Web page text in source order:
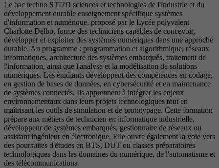
Le bac techno STI2D sciences et technologies de l'industrie et du
développement durable enseignement spécifique systèmes
d'information et numérique, proposé par le Lycée polyvalent
Charlotte Delbo, forme des techniciens capables de concevoir,
développer et exploiter des systèmes numériques dans une approche
durable. Au programme : programmation et algorithmique, réseaux
informatiques, architecture des systèmes embarqués, traitement de
l'information, ainsi que l'analyse et la modélisation de solutions
numériques. Les étudiants développent des compétences en codage,
en gestion de bases de données, en cybersécurité et en maintenance
de systèmes connectés. Ils apprennent à intégrer les enjeux
environnementaux dans leurs projets technologiques tout en
maîtrisant les outils de simulation et de prototypage. Cette formation
prépare aux métiers de technicien en informatique industrielle,
développeur de systèmes embarqués, gestionnaire de réseaux ou
assistant ingénieur en électronique. Elle ouvre également la voie vers
des poursuites d'études en BTS, DUT ou classes préparatoires
technologiques dans les domaines du numérique, de l'automatisme et
des télécommunications.